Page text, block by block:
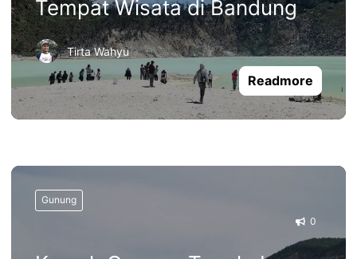
Tempat Wisata di Bandung
Tirta Wahyu
Readmore
Gunung
0